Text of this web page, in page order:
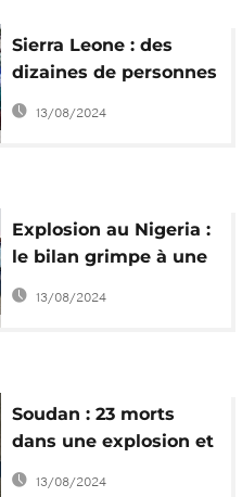
Sierra Leone : des
dizaines de personnes
enterrées après
l'explosion
13/08/2024
Explosion au Nigeria :
le bilan grimpe à une
vingtaine de morts
13/08/2024
Soudan : 23 morts
dans une explosion et
l'incendie d'une usine
13/08/2024